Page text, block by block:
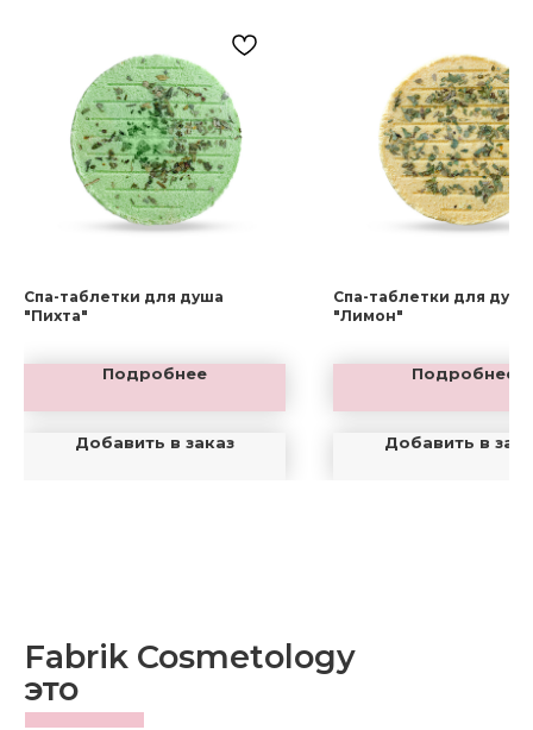
Спа-таблетки для душа
"Пихта"
Подробнее
Добавить в заказ
Спа-таблетки для душа
"Лимон"
Подробнее
Добавить в
Fabrik Cosmetology
это